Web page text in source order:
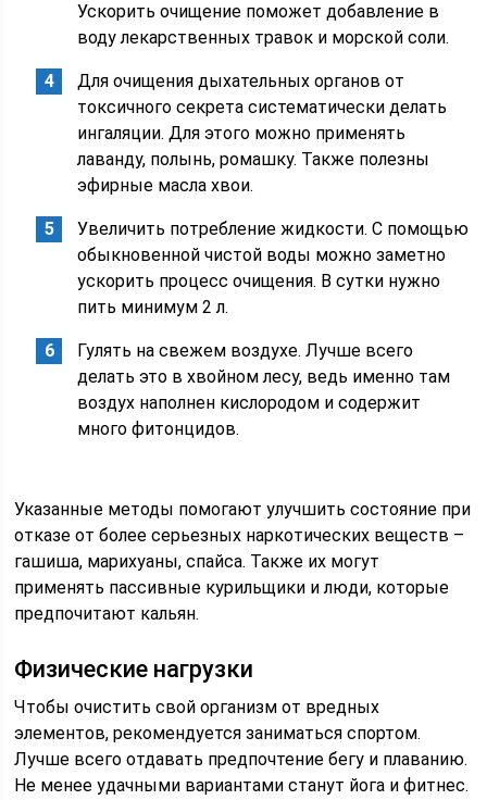
Ускорить очищение поможет добавление в
воду лекарственных травок и морской соли.
Для очищения дыхательных органов от
токсичного секрета систематически делать
ингаляции. Для этого можно применять
лаванду, полынь, ромашку. Также полезны
эфирные масла хвои.
Увеличить потребление жидкости. С помощью
обыкновенной чистой воды можно заметно
ускорить процесс очищения. В сутки нужно
пить минимум 2 л.
Гулять на свежем воздухе. Лучше всего
делать это в хвойном лесу, ведь именно там
воздух наполнен кислородом и содержит
много фитонцидов.
Указанные методы помогают улучшить состояние при
отказе от более серьезных наркотических веществ –
гашиша, марихуаны, спайса. Также их могут
применять пассивные курильщики и люди, которые
предпочитают кальян.
Физические нагрузки
Чтобы очистить свой организм от вредных
элементов, рекомендуется заниматься спортом.
Лучше всего отдавать предпочтение бегу и плаванию.
Не менее удачными вариантами станут йога и фитнес.